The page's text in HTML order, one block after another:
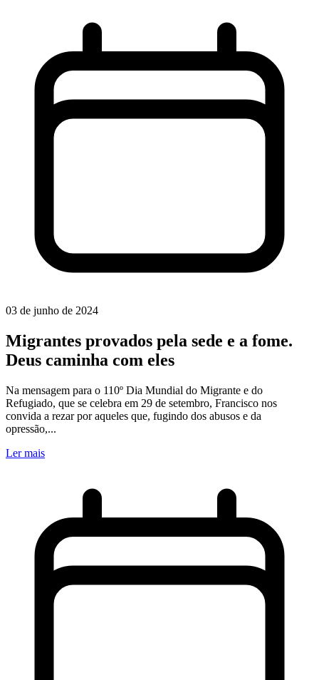
03 de junho de 2024
Migrantes provados pela sede e a fome.
Deus caminha com eles
Na mensagem para o 110º Dia Mundial do Migrante e do
Refugiado, que se celebra em 29 de setembro, Francisco nos
convida a rezar por aqueles que, fugindo dos abusos e da
opressão,...
Ler mais